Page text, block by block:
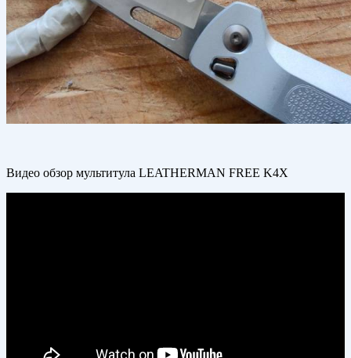
Видео обзор мультитула LEATHERMAN FREE K4X